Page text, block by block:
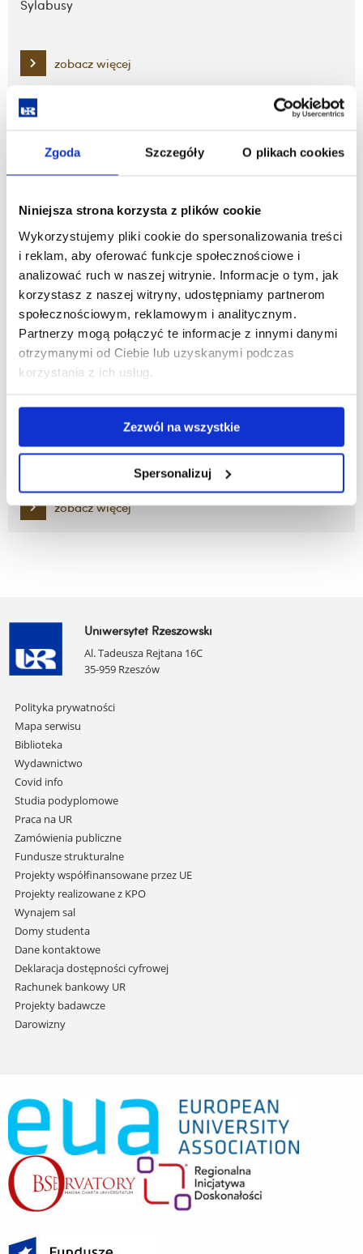
Zgoda Szczegóły O plikach cookies
Niniejsza strona korzysta z plików cookie
Wykorzystujemy pliki cookie do spersonalizowania treści
i reklam, aby oferować funkcje społecznościowe i
analizować ruch w naszej witrynie. Informacje o tym, jak
korzystasz z naszej witryny, udostępniamy partnerom
społecznościowym, reklamowym i analitycznym.
Partnerzy mogą połączyć te informacje z innymi danymi
otrzymanymi od Ciebie lub uzyskanymi podczas
korzystania z ich usług.
Zezwól na wszystkie
Spersonalizuj
Sylabusy
zobacz więcej
Rozkłady zajęć
zobacz więcej
Zajęcia Praktyczne
Sylwetka absolwenta
zobacz więcej
Uniwersytet Rzeszowski
Al. Tadeusza Rejtana 16C
35-959 Rzeszów
Pomiń
nawigację
i
przejdź
do
treści
Polityka prywatności
Mapa serwisu
Biblioteka
Wydawnictwo
Covid info
Studia podyplomowe
Praca na UR
Zamówienia publiczne
Fundusze strukturalne
Projekty współfinansowane przez UE
Projekty realizowane z KPO
Wynajem sal
Domy studenta
Dane kontaktowe
Deklaracja dostępności cyfrowej
Rachunek bankowy UR
Projekty badawcze
Darowizny